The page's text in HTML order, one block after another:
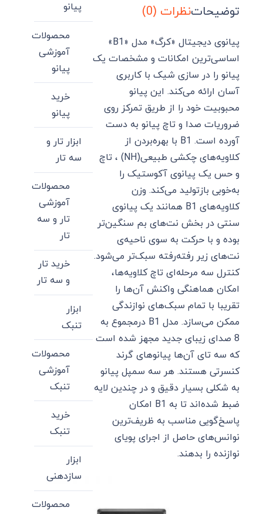
توضیحاتنظرات (0)
پیانوی دیجیتال «کرگ» مدل «B1»
اساسی‌ترین امکانات و مشخصات یک
پیانو را در سازی شیک با کاربری
آسان ارائه می‌کند. این پیانو
محبوبیت خود را از طریق تمرکز روی
ضروریات صدا و تاچ پیانو به دست
آورده است. B1 با بهره‌بردن از
کلاویه‌های چکشی طبیعی(NH) ، تاچ
و حس یک پیانوی آکوستیک را
به‌خوبی بازتولید می‌کند. وزن
کلاویه‌های B1 همانند یک پیانوی
سنتی در بخش نت‌های بم سنگین‌تر
بوده و با حرکت به سوی ناحیه‌ی
نت‌های زیر رفته‌رفته سبک‌تر می‌شود.
کنترل سه مرحله‌ای تاچ کلاویه‌ها،
امکان هماهنگی واکنش آن‌ها را
تقریبا با تمام سبک‌های نوازندگی
ممکن می‌سازد. مدل B1 درمجموع به
8 صدای زیبای جدید مجهز شده است
که سه تای آن‌ها پیانوهای گرند
کنسرتی هستند. هر سه سمپل پیانو
به شکلی بسیار دقیق و در چندین لایه
ضبط شده‌اند تا به B1 امکان
پاسخ‌گویی مناسب به ظریف‌ترین
نوانس‌های حاصل از اجرای پویای
نوازنده را بدهند.
پیانو
محصولات
آموزشی
پیانو
خرید
پیانو
ابزار تار و
سه تار
محصولات
آموزشی
تار و سه
تار
خرید تار
و سه تار
ابزار
تنبک
محصولات
آموزشی
تنبک
خرید
تنبک
ابزار
سازدهنی
محصولات